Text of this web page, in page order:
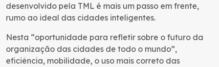
desenvolvido pela TML é mais um passo em frente,
rumo ao ideal das cidades inteligentes.
Nesta “oportunidade para refletir sobre o futuro da
organização das cidades de todo o mundo”,
eficiência, mobilidade, o uso mais correto das